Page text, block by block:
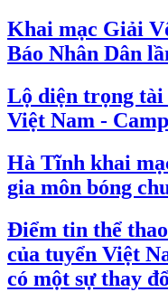
Khai mạc Giải
Báo Nhân Dân
Lộ diện trọng
Việt Nam -
Hà Tĩnh khai
gia môn bóng
Điểm tin thể
của tuyển Việt
có một sự thay